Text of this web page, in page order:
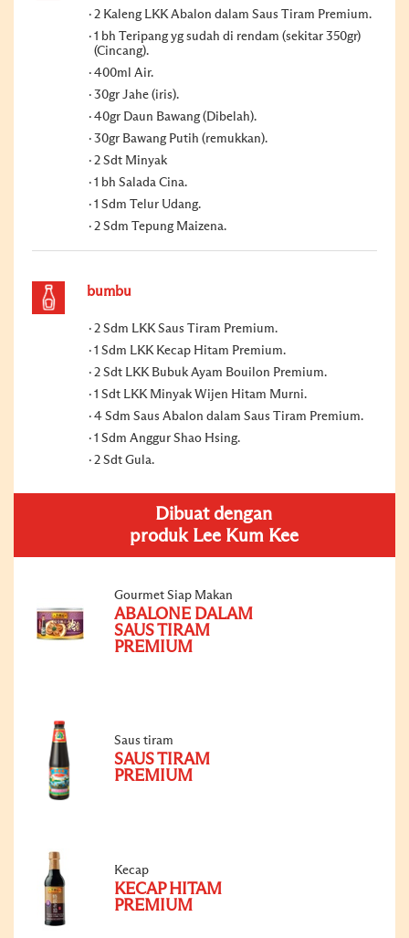
2 Kaleng LKK Abalon dalam Saus Tiram Premium.
1 bh Teripang yg sudah di rendam (sekitar 350gr)
(Cincang).
400ml Air.
30gr Jahe (iris).
40gr Daun Bawang (Dibelah).
30gr Bawang Putih (remukkan).
2 Sdt Minyak
1 bh Salada Cina.
1 Sdm Telur Udang.
2 Sdm Tepung Maizena.
bumbu
2 Sdm LKK Saus Tiram Premium.
1 Sdm LKK Kecap Hitam Premium.
2 Sdt LKK Bubuk Ayam Bouilon Premium.
1 Sdt LKK Minyak Wijen Hitam Murni.
4 Sdm Saus Abalon dalam Saus Tiram Premium.
1 Sdm Anggur Shao Hsing.
2 Sdt Gula.
Dibuat dengan
produk Lee Kum Kee
Gourmet Siap Makan
ABALONE DALAM
SAUS TIRAM
PREMIUM
Saus tiram
SAUS TIRAM
PREMIUM
Kecap
KECAP HITAM
PREMIUM